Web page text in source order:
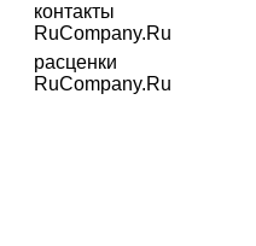
контакты
RuCompany.Ru
расценки
RuCompany.Ru